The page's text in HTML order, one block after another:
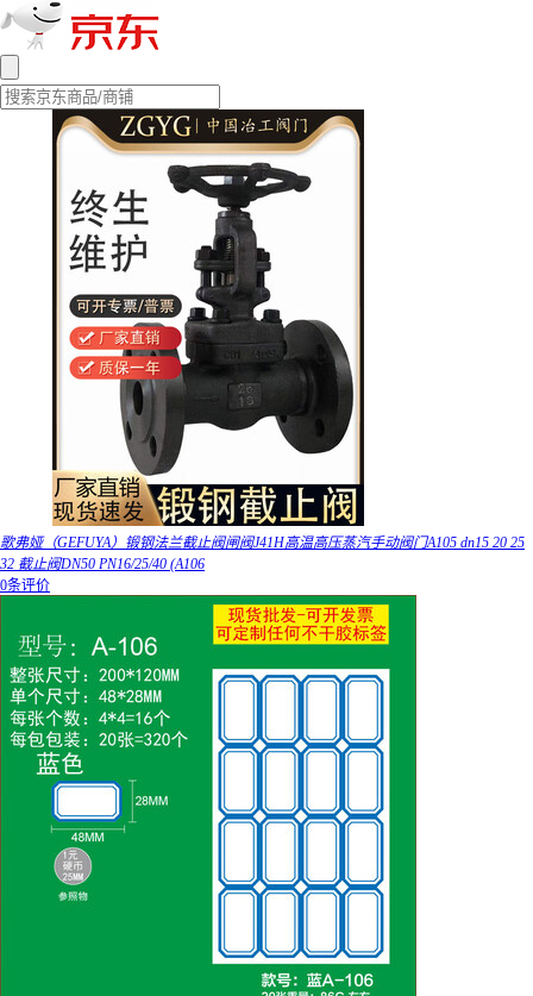
歌弗娅（GEFUYA）锻钢法兰截止阀闸阀J41H高温高压蒸汽手动阀门A105 dn15 20 25
32 截止阀DN50 PN16/25/40 (A106
0条评价